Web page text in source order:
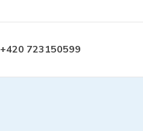
+420 723150599